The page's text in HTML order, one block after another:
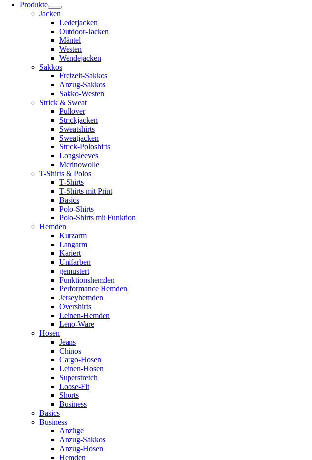
Produkte
Jacken
Lederjacken
Outdoor-Jacken
Mäntel
Westen
Wendejacken
Sakkos
Freizeit-Sakkos
Anzug-Sakkos
Sakko-Westen
Strick & Sweat
Pullover
Strickjacken
Sweatshirts
Sweatjacken
Strick-Poloshirts
Longsleeves
Merinowolle
T-Shirts & Polos
T-Shirts
T-Shirts mit Print
Basics
Polo-Shirts
Polo-Shirts mit Funktion
Hemden
Kurzarm
Langarm
Kariert
Unifarben
gemustert
Funktionshemden
Performance Hemden
Jerseyhemden
Overshirts
Leinen-Hemden
Leno-Ware
Hosen
Jeans
Chinos
Cargo-Hosen
Leinen-Hosen
Superstretch
Loose-Fit
Shorts
Business
Basics
Business
Anzüge
Anzug-Sakkos
Anzug-Hosen
Hemden